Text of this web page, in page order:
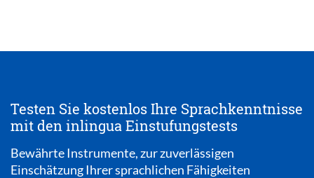
Testen Sie kostenlos Ihre Sprachkenntnisse
mit den inlingua Einstufungstests
Bewährte Instrumente, zur zuverlässigen
Einschätzung Ihrer sprachlichen Fähigkeiten